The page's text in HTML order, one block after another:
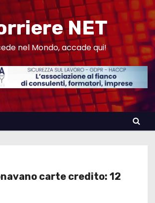
NET
nel Mondo, accade qui!
carte credito: 12